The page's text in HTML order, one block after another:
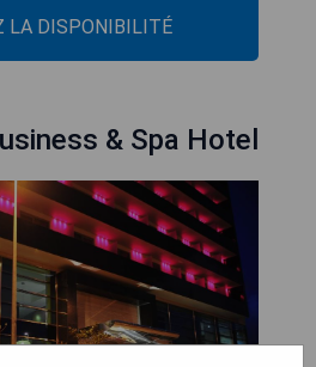
LA DISPONIBILITÉ
& Spa Hotel